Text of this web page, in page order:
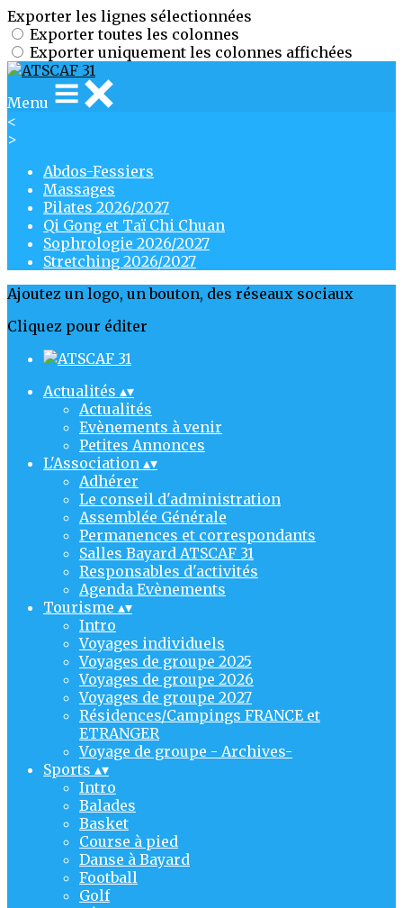
Exporter les lignes sélectionnées
Exporter toutes les colonnes
Exporter uniquement les colonnes affichées
Menu
<
>
Abdos-Fessiers
Massages
Pilates 2026/2027
Qi Gong et Taï Chi Chuan
Sophrologie 2026/2027
Stretching 2026/2027
Ajoutez un logo, un bouton, des réseaux sociaux
Cliquez pour éditer
Actualités ▴▾
Actualités
Evènements à venir
Petites Annonces
L'Association ▴▾
Adhérer
Le conseil d'administration
Assemblée Générale
Permanences et correspondants
Salles Bayard ATSCAF 31
Responsables d'activités
Agenda Evènements
Tourisme ▴▾
Intro
Voyages individuels
Voyages de groupe 2025
Voyages de groupe 2026
Voyages de groupe 2027
Résidences/Campings FRANCE et
ETRANGER
Voyage de groupe - Archives-
Sports ▴▾
Intro
Balades
Basket
Course à pied
Danse à Bayard
Football
Golf